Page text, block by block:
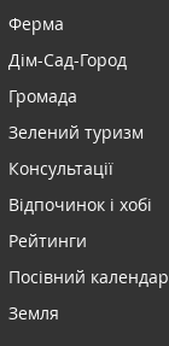
Ферма
Дім-Сад-Город
Громада
Зелений туризм
Консультації
Відпочинок і хобі
Рейтинги
Посівний календар
Земля